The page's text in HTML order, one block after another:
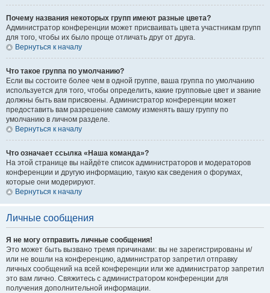
Почему названия некоторых групп имеют разные цвета?
Администратор конференции может присваивать цвета участникам групп
для того, чтобы их было проще отличать друг от друга.
Вернуться к началу
Что такое группа по умолчанию?
Если вы состоите более чем в одной группе, ваша группа по умолчанию
используется для того, чтобы определить, какие групповые цвет и звание
должны быть вам присвоены. Администратор конференции может
предоставить вам разрешение самому изменять вашу группу по
умолчанию в личном разделе.
Вернуться к началу
Что означает ссылка «Наша команда»?
На этой странице вы найдёте список администраторов и модераторов
конференции и другую информацию, такую как сведения о форумах,
которые они модерируют.
Вернуться к началу
Личные сообщения
Я не могу отправить личные сообщения!
Это может быть вызвано тремя причинами: вы не зарегистрированы и/
или не вошли на конференцию, администратор запретил отправку
личных сообщений на всей конференции или же администратор запретил
это вам лично. Свяжитесь с администратором конференции для
получения дополнительной информации.